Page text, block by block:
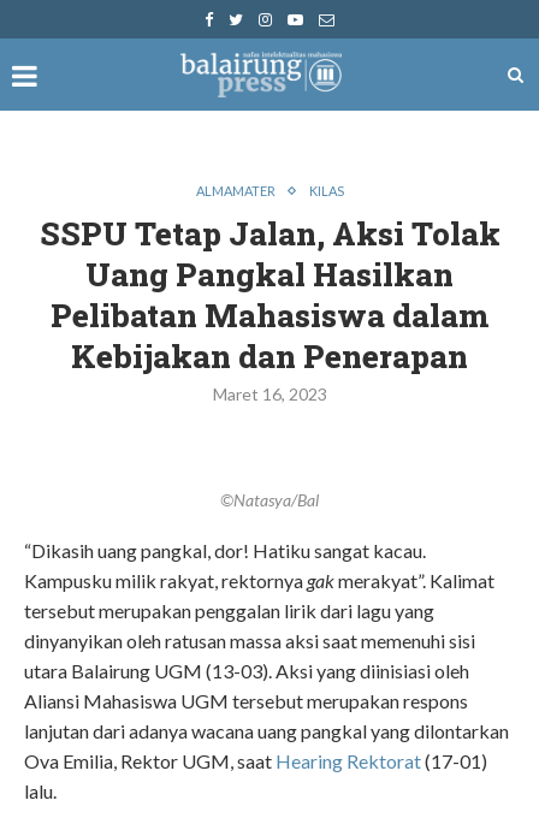
ALMAMATER KILAS
SSPU Tetap Jalan, Aksi Tolak
Uang Pangkal Hasilkan
Pelibatan Mahasiswa dalam
Kebijakan dan Penerapan
Maret 16, 2023
©Natasya/Bal
“Dikasih uang pangkal, dor! Hatiku sangat kacau.
Kampusku milik rakyat, rektornya gakmerakyat”. Kalimat
tersebut merupakan penggalan lirik dari lagu yang
dinyanyikan oleh ratusan massa aksi saat memenuhi sisi
utara Balairung UGM (13-03). Aksi yang diinisiasi oleh
Aliansi Mahasiswa UGM tersebut merupakan respons
lanjutan dari adanya wacana uang pangkal yang dilontarkan
Ova Emilia, Rektor UGM, saat Hearing Rektorat(17-01)
lalu.